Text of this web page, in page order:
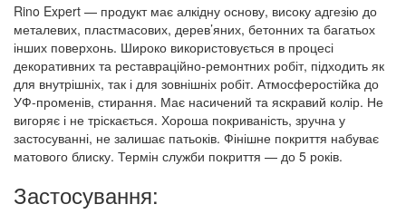
Rino Expert — продукт має алкідну основу, високу адгезію до
металевих, пластмасових, дерев’яних, бетонних та багатьох
інших поверхонь. Широко використовується в процесі
декоративних та реставраційно-ремонтних робіт, підходить як
для внутрішніх, так і для зовнішніх робіт. Атмосферостійка до
УФ-променів, стирання. Має насичений та яскравий колір. Не
вигоряє і не тріскається. Хороша покриваність, зручна у
застосуванні, не залишає патьоків. Фінішне покриття набуває
матового блиску. Термін служби покриття — до 5 років.
Застосування: